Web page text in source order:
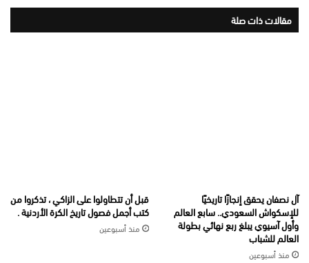
مقالات ذات صلة
آل نصفان يحقق إنجازًا تاريخيًا
للإسكواش السعودي.. سابع العالم
وأول آسيوي يبلغ ربع نهائي بطولة
العالم للشباب
منذ أسبوعين
قبل أن تتطاولوا على الزاكي ، تذكروا من
كتب أجمل فصول تاريخ الكرة الأردنية .
منذ أسبوعين